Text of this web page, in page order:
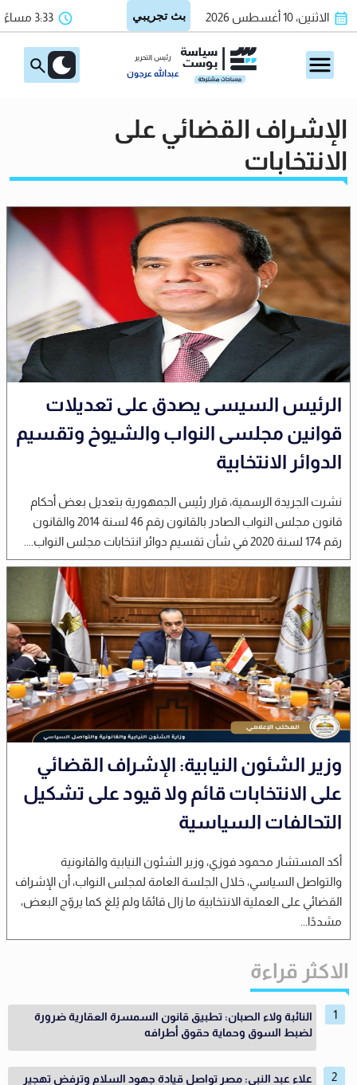
الاثنين، 10 أغسطس 2026 3:33 مساءً
رئيس التحرير
عبدالله عرجون
الإشراف القضائي على
الانتخابات
الرئيس السيسى يصدق على تعديلات
قوانين مجلسى النواب والشيوخ وتقسيم
الدوائر الانتخابية
نشرت الجريدة الرسمية، قرار رئيس الجمهورية بتعديل بعض أحكام
قانون مجلس النواب الصادر بالقانون رقم 46 لسنة 2014 والقانون
رقم 174 لسنة 2020 في شأن تقسيم دوائر انتخابات مجلس النواب....
وزير الشئون النيابية: الإشراف القضائي
على الانتخابات قائم ولا قيود على تشكيل
التحالفات السياسية
أكد المستشار محمود فوزي، وزير الشئون النيابية والقانونية
والتواصل السياسي، خلال الجلسة العامة لمجلس النواب، أن الإشراف
القضائي على العملية الانتخابية ما زال قائمًا ولم يُلغ كما يروّج البعض،
مشددًا...
الاكثر قراءة
النائبة ولاء الصبان: تطبيق قانون السمسرة العقارية ضرورة
لضبط السوق وحماية حقوق أطرافه
علاء عبد النبي: مصر تواصل قيادة جهود السلام وترفض تهجير